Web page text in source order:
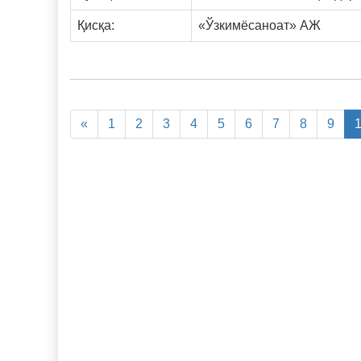
Қисқа: «Ўзкимёсаноат» АЖ
« 1 2 3 4 5 6 7 8 9